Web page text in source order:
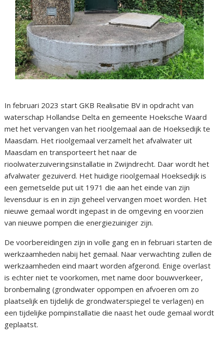
In februari 2023 start GKB Realisatie BV in opdracht van
waterschap Hollandse Delta en gemeente Hoeksche Waard
met het vervangen van het rioolgemaal aan de Hoeksedijk te
Maasdam. Het rioolgemaal verzamelt het afvalwater uit
Maasdam en transporteert het naar de
rioolwaterzuiveringsinstallatie in Zwijndrecht. Daar wordt het
afvalwater gezuiverd. Het huidige rioolgemaal Hoeksedijk is
een gemetselde put uit 1971 die aan het einde van zijn
levensduur is en in zijn geheel vervangen moet worden. Het
nieuwe gemaal wordt ingepast in de omgeving en voorzien
van nieuwe pompen die energiezuiniger zijn.
De voorbereidingen zijn in volle gang en in februari starten de
werkzaamheden nabij het gemaal. Naar verwachting zullen de
werkzaamheden eind maart worden afgerond. Enige overlast
is echter niet te voorkomen, met name door bouwverkeer,
bronbemaling (grondwater oppompen en afvoeren om zo
plaatselijk en tijdelijk de grondwaterspiegel te verlagen) en
een tijdelijke pompinstallatie die naast het oude gemaal wordt
geplaatst.